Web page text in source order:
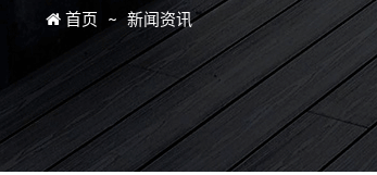
Icon
首页 新闻资讯